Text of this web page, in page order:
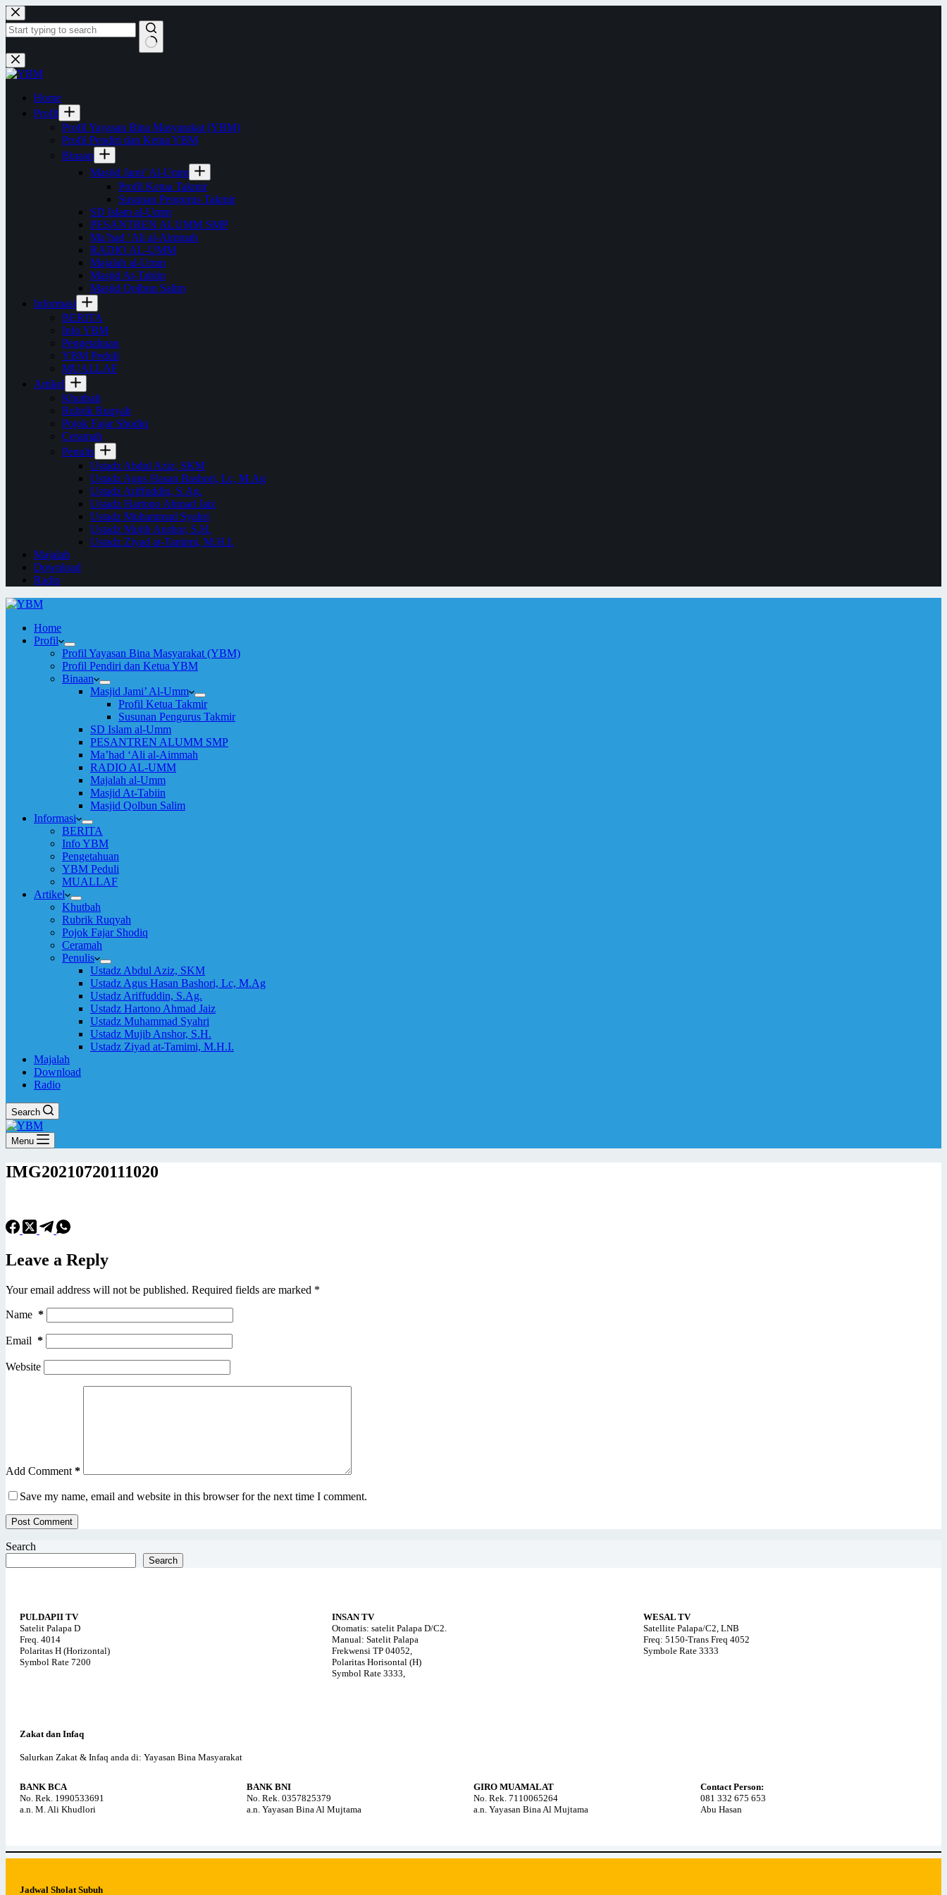
Skip
to
content
No
results
Home
Profil
Profil Yayasan Bina Masyarakat (YBM)
Profil Pendiri dan Ketua YBM
Binaan
Masjid Jami’ Al-Umm
Profil Ketua Takmir
Susunan Pengurus Takmir
SD Islam al-Umm
PESANTREN ALUMM SMP
Ma’had ‘Ali al-Aimmah
RADIO AL-UMM
Majalah al-Umm
Masjid At-Tabiin
Masjid Qolbun Salim
Informasi
BERITA
Info YBM
Pengetahuan
YBM Peduli
MUALLAF
Artikel
Khutbah
Rubrik Ruqyah
Pojok Fajar Shodiq
Ceramah
Penulis
Ustadz Abdul Aziz, SKM
Ustadz Agus Hasan Bashori, Lc, M.Ag
Ustadz Ariffuddin, S.Ag.
Ustadz Hartono Ahmad Jaiz
Ustadz Muhammad Syahri
Ustadz Mujib Anshor, S.H.
Ustadz Ziyad at-Tamimi, M.H.I.
Majalah
Download
Radio
Home
Profil
Profil Yayasan Bina Masyarakat (YBM)
Profil Pendiri dan Ketua YBM
Binaan
Masjid Jami’ Al-Umm
Profil Ketua Takmir
Susunan Pengurus Takmir
SD Islam al-Umm
PESANTREN ALUMM SMP
Ma’had ‘Ali al-Aimmah
RADIO AL-UMM
Majalah al-Umm
Masjid At-Tabiin
Masjid Qolbun Salim
Informasi
BERITA
Info YBM
Pengetahuan
YBM Peduli
MUALLAF
Artikel
Khutbah
Rubrik Ruqyah
Pojok Fajar Shodiq
Ceramah
Penulis
Ustadz Abdul Aziz, SKM
Ustadz Agus Hasan Bashori, Lc, M.Ag
Ustadz Ariffuddin, S.Ag.
Ustadz Hartono Ahmad Jaiz
Ustadz Muhammad Syahri
Ustadz Mujib Anshor, S.H.
Ustadz Ziyad at-Tamimi, M.H.I.
Majalah
Download
Radio
Search
Menu
IMG20210720111020
Leave a Reply
Your email address will not be published. Required fields are marked *
Name *
Email *
Website
Add Comment *
Save my name, email and website in this browser for the next time I comment.
Post Comment
Search
Search
PULDAPII TV
Satelit Palapa D
Freq. 4014
Polaritas H (Horizontal)
Symbol Rate 7200
INSAN TV
Otomatis: satelit Palapa D/C2.
Manual: Satelit Palapa
Frekwensi TP 04052,
Polaritas Horisontal (H)
Symbol Rate 3333,
WESAL TV
Satellite Palapa/C2, LNB
Freq: 5150-Trans Freq 4052
Symbole Rate 3333
Zakat dan Infaq
Salurkan Zakat & Infaq anda di: Yayasan Bina Masyarakat
BANK BCA
No. Rek. 1990533691
a.n. M. Ali Khudlori
BANK BNI
No. Rek. 0357825379
a.n. Yayasan Bina Al Mujtama
GIRO MUAMALAT
No. Rek. 7110065264
a.n. Yayasan Bina Al Mujtama
Contact Person:
081 332 675 653
Abu Hasan
Jadwal Sholat Subuh